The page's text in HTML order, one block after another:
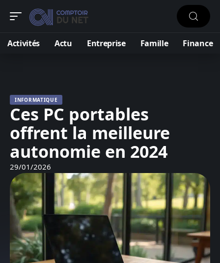
Activités Actu Entreprise Famille Finance
INFORMATIQUE
Ces PC portables
offrent la meilleure
autonomie en 2024
29/01/2026